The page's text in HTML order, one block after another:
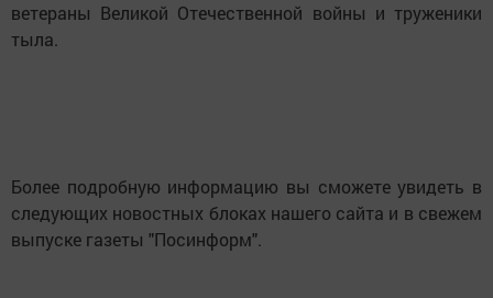
ветераны Великой Отечественной войны и труженики
тыла.
Более подробную информацию вы сможете увидеть в
следующих новостных блоках нашего сайта и в свежем
выпуске газеты "Посинформ".